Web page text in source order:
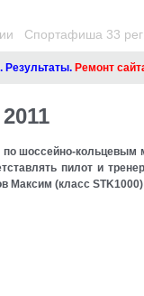
Спортафиша 33
Ремонт сайта
по шоссейно-
пилот и
Максим (класс STK1000)